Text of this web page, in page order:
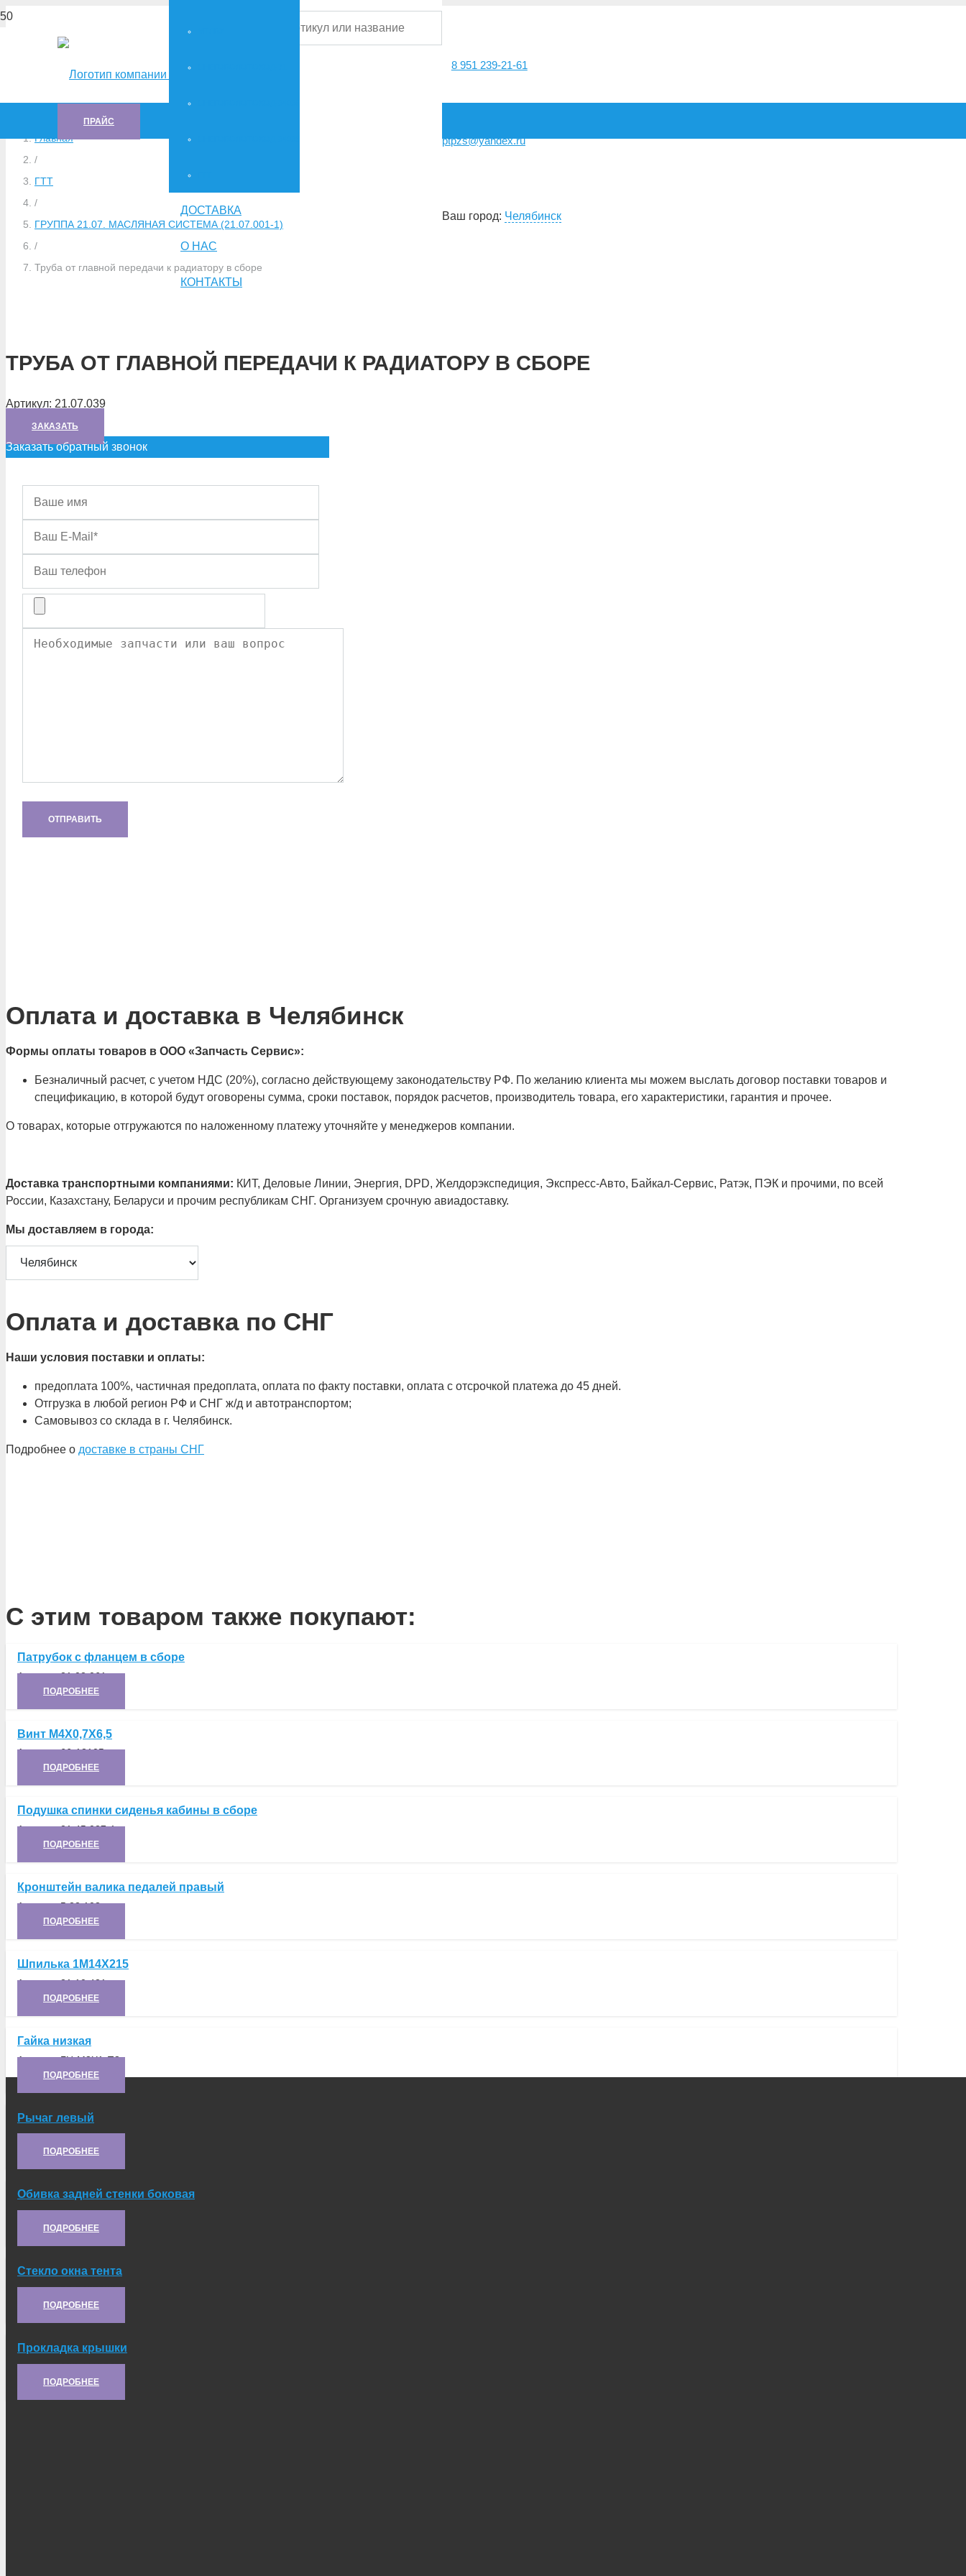
8 951 239-21-61
ptpzs@yandex.ru
Ваш город: Челябинск
ПРАЙС
ДОСТАВКА
О НАС
КОНТАКТЫ
Главная
/
ГTT
/
ГРУППА 21.07. МАСЛЯНАЯ СИСТЕМА (21.07.001-1)
/
Труба от главной передачи к радиатору в сборе
ТРУБА ОТ ГЛАВНОЙ ПЕРЕДАЧИ К РАДИАТОРУ В СБОРЕ
Артикул: 21.07.039
ЗАКАЗАТЬ
Заказать обратный звонок
Оплата и доставка в Челябинск
Формы оплаты товаров в ООО «Запчасть Сервис»:
Безналичный расчет, с учетом НДС (20%), согласно действующему законодательству РФ. По желанию клиента мы можем выслать договор поставки товаров и
спецификацию, в которой будут оговорены сумма, сроки поставок, порядок расчетов, производитель товара, его характеристики, гарантия и прочее.
О товарах, которые отгружаются по наложенному платежу уточняйте у менеджеров компании.
Доставка транспортными компаниями: КИТ, Деловые Линии, Энергия, DPD, Желдорэкспедиция, Экспресс-Авто, Байкал-Сервис, Ратэк, ПЭК и прочими, по всей
России, Казахстану, Беларуси и прочим республикам СНГ. Организуем срочную авиадоставку.
Мы доставляем в города:
Оплата и доставка по СНГ
Наши условия поставки и оплаты:
предоплата 100%, частичная предоплата, оплата по факту поставки, оплата с отсрочкой платежа до 45 дней.
Отгрузка в любой регион РФ и СНГ ж/д и автотранспортом;
Самовывоз со склада в г. Челябинск.
Подробнее о доставке в страны СНГ
С этим товаром также покупают:
Патрубок с фланцем в сборе
Артикул:21.02.061
ПОДРОБНЕЕ
Винт М4Х0,7Х6,5
Артикул:66-13105
ПОДРОБНЕЕ
Подушка спинки сиденья кабины в сборе
Артикул:21.45.027-1
ПОДРОБНЕЕ
Кронштейн валика педалей правый
Артикул:5.22.103
ПОДРОБНЕЕ
Шпилька 1М14Х215
Артикул:21.10.421
ПОДРОБНЕЕ
Гайка низкая
Артикул:ГН-М8Х1-П8
ПОДРОБНЕЕ
Рычаг левый
Артикул:5.50.121
ПОДРОБНЕЕ
Обивка задней стенки боковая
Артикул:21С.42.463*
ПОДРОБНЕЕ
Стекло окна тента
Артикул:66-6003020
ПОДРОБНЕЕ
Прокладка крышки
Артикул:130-1110989
ПОДРОБНЕЕ